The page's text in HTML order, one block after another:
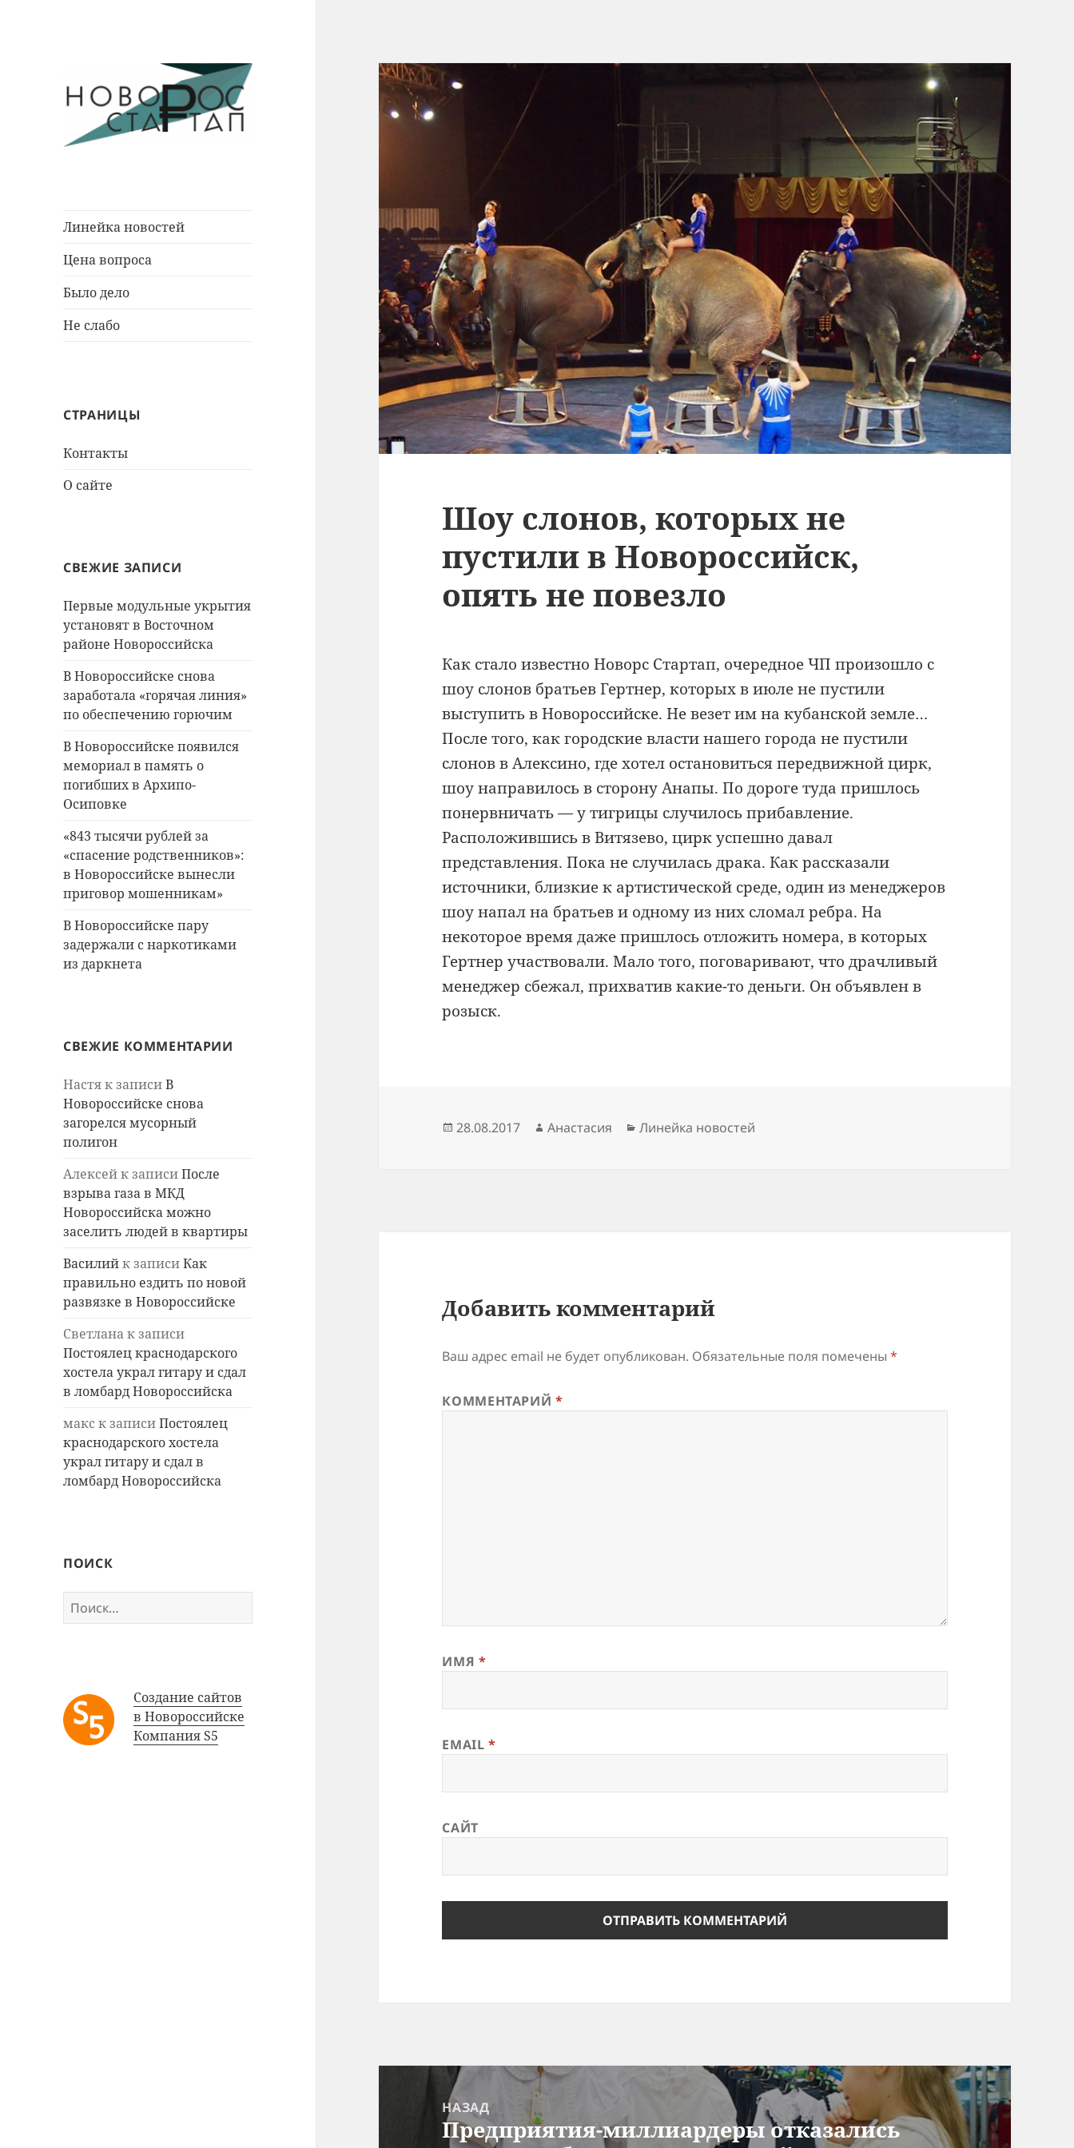
Линейка новостей
Цена вопроса
Было дело
Не слабо
СТРАНИЦЫ
Контакты
О сайте
СВЕЖИЕ ЗАПИСИ
Первые модульные укрытия
установят в Восточном
районе Новороссийска
В Новороссийске снова
заработала «горячая линия»
по обеспечению горючим
В Новороссийске появился
мемориал в память о
погибших в Архипо-
Осиповке
«843 тысячи рублей за
«спасение родственников»:
в Новороссийске вынесли
приговор мошенникам»
В Новороссийске пару
задержали с наркотиками
из даркнета
СВЕЖИЕ КОММЕНТАРИИ
Настяк записиВ
Новороссийске снова
загорелся мусорный
полигон
Алексейк записиПосле
взрыва газа в МКД
Новороссийска можно
заселить людей в квартиры
Василийк записиКак
правильно ездить по новой
развязке в Новороссийске
Светланак записи
Постоялец краснодарского
хостела украл гитару и сдал
в ломбард Новороссийска
макск записиПостоялец
краснодарского хостела
украл гитару и сдал в
ломбард Новороссийска
ПОИСК
Найти:
Создание сайтов
в Новороссийске
Компания S5
Шоу слонов, которых не
пустили в Новороссийск,
опять не повезло
Как стало известно Новорс Стартап, очередное ЧП произошло с
шоу слонов братьев Гертнер, которых в июле не пустили
выступить в Новороссийске. Не везет им на кубанской земле…
После того, как городские власти нашего города не пустили
слонов в Алексино, где хотел остановиться передвижной цирк,
шоу направилось в сторону Анапы. По дороге туда пришлось
понервничать — у тигрицы случилось прибавление.
Расположившись в Витязево, цирк успешно давал
представления. Пока не случилась драка. Как рассказали
источники, близкие к артистической среде, один из менеджеров
шоу напал на братьев и одному из них сломал ребра. На
некоторое время даже пришлось отложить номера, в которых
Гертнер участвовали. Мало того, поговаривают, что драчливый
менеджер сбежал, прихватив какие-то деньги. Он объявлен в
розыск.
Опубликовано
28.08.2017 Автор
Анастасия Рубрики
Линейка новостей
Добавить комментарий
Ваш адрес email не будет опубликован. Обязательные поля помечены*
КОММЕНТАРИЙ*
ИМЯ *
EMAIL*
САЙТ
Навигация
записям
НАЗАД
Предыдущая
Предприятия-миллиардеры отказались